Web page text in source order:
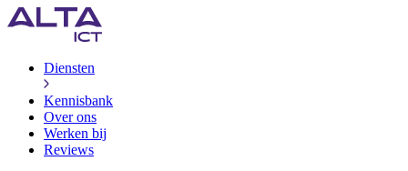
Diensten
Kennisbank
Over ons
Werken bij
Reviews